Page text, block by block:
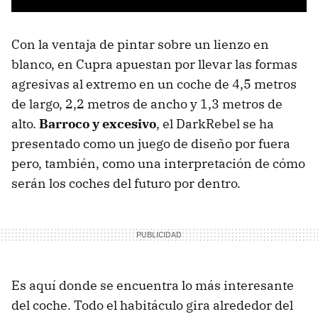
Con la ventaja de pintar sobre un lienzo en
blanco, en Cupra apuestan por llevar las formas
agresivas al extremo en un coche de 4,5 metros
de largo, 2,2 metros de ancho y 1,3 metros de
alto. Barroco y excesivo, el DarkRebel se ha
presentado como un juego de diseño por fuera
pero, también, como una interpretación de cómo
serán los coches del futuro por dentro.
Es aquí donde se encuentra lo más interesante
del coche. Todo el habitáculo gira alrededor del